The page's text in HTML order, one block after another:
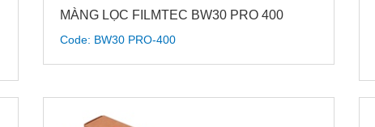
MÀNG LỌC FILMTEC BW30 PRO 400
Code: BW30 PRO-400